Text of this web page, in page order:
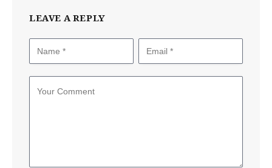
LEAVE A REPLY